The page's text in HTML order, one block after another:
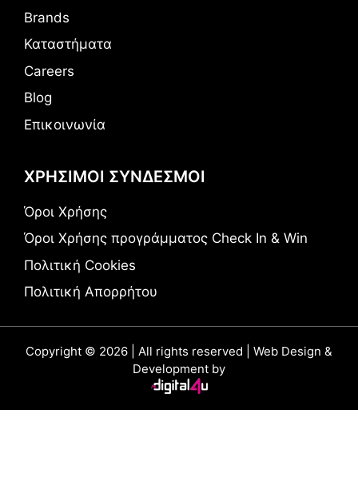
Brands
Καταστήματα
Careers
Blog
Επικοινωνία
ΧΡΗΣΙΜΟΙ ΣΥΝΔΕΣΜΟΙ
Όροι Χρήσης
Όροι Χρήσης προγράμματος Check In & Win
Πολιτική Cookies
Πολιτική Απορρήτου
Copyright © 2026 | All rights reserved | Web Design &
Development by